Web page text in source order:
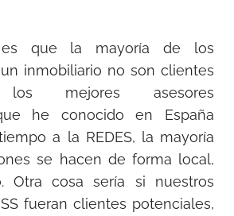
es que la mayoría de los
inmobiliario no son clientes
los mejores asesores
he conocido en España
a la REDES, la mayoría
se hacen de forma local,
Otra cosa sería si nuestros
fueran clientes potenciales,